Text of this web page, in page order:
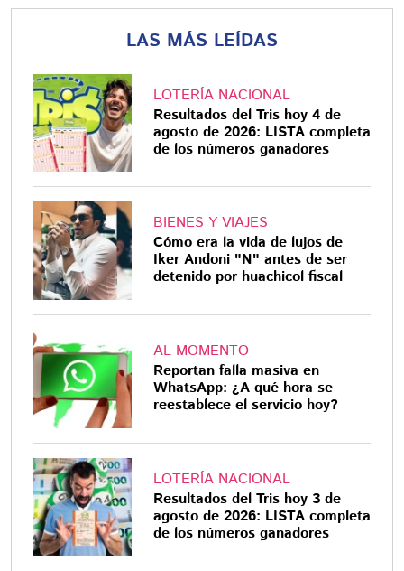
LAS MÁS LEÍDAS
LOTERÍA NACIONAL
Resultados del Tris hoy 4 de
agosto de 2026: LISTA completa
de los números ganadores
BIENES Y VIAJES
Cómo era la vida de lujos de
Iker Andoni "N" antes de ser
detenido por huachicol fiscal
AL MOMENTO
Reportan falla masiva en
WhatsApp: ¿A qué hora se
reestablece el servicio hoy?
LOTERÍA NACIONAL
Resultados del Tris hoy 3 de
agosto de 2026: LISTA completa
de los números ganadores